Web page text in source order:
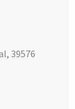
39576